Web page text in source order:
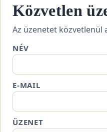
Közvetlen
Az üzenetet közvetlenül
NÉV
E-MAIL
ÜZENET